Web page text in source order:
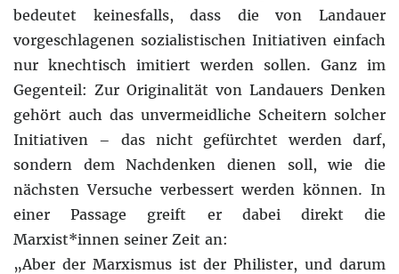
bedeutet keinesfalls, dass die von Landauer
vorgeschlagenen sozialistischen Initiativen einfach
nur knechtisch imitiert werden sollen. Ganz im
Gegenteil: Zur Originalität von Landauers Denken
gehört auch das unvermeidliche Scheitern solcher
Initiativen – das nicht gefürchtet werden darf,
sondern dem Nachdenken dienen soll, wie die
nächsten Versuche verbessert werden können. In
einer Passage greift er dabei direkt die
Marxist*innen seiner Zeit an:
„Aber der Marxismus ist der Philister, und darum